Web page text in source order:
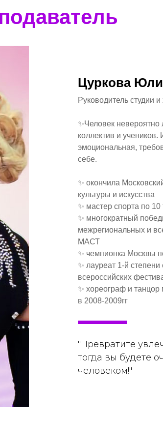
Цуркова
Руководитель студии
✨Человек
коллектив и учеников.
эмоциональная,
себе.
✨ окончила
культуры и искусства
✨ мастер спорта по 10
✨ многократный
межрегиональных и
МАСТ
✨ чемпионка Москвы
✨ лауреат 1-й
всероссийских
✨ хореограф и
в 2008-2009гг
"Превратите
тогда вы будете
человеком!"